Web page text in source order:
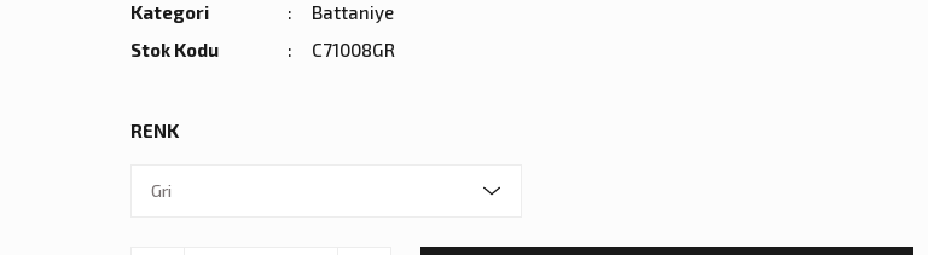
Kategori
Battaniye
Stok Kodu
C71008GR
RENK